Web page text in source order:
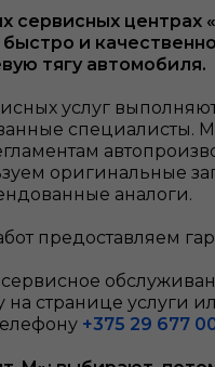
сервисных центрах
и качественно
тягу автомобиля.
услуг
специалисты.
оригинальные
аналоги.
предоставляем
на странице услуги
+375 29 677